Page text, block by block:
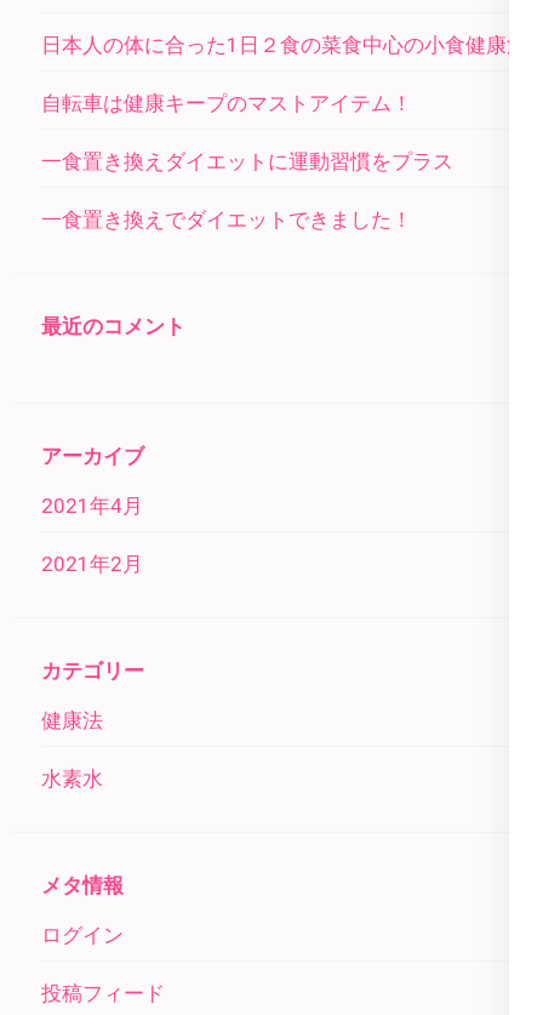
日本人の体に合った1日２食の菜食中心の小食健康法
自転車は健康キープのマストアイテム！
一食置き換えダイエットに運動習慣をプラス
一食置き換えでダイエットできました！
最近のコメント
アーカイブ
2021年4月
2021年2月
カテゴリー
健康法
水素水
メタ情報
ログイン
投稿フィード